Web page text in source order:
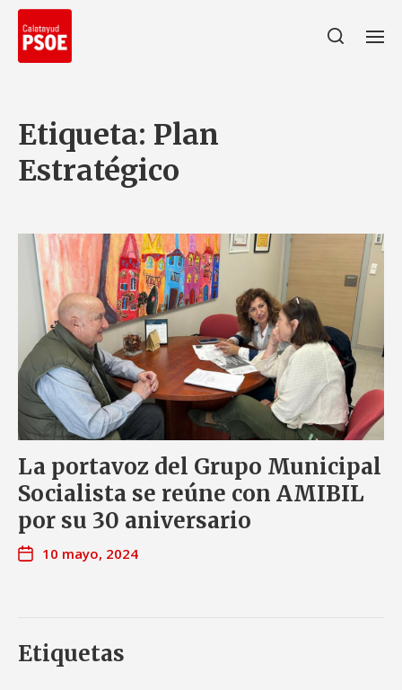
Etiqueta: Plan
Estratégico
La portavoz del Grupo Municipal
Socialista se reúne con AMIBIL
por su 30 aniversario
10 mayo, 2024
Etiquetas